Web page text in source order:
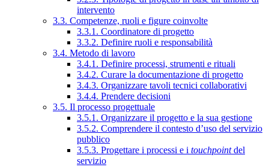
intervento
3.3. Competenze, ruoli e figure coinvolte
3.3.1. Coordinatore di progetto
3.3.2. Definire ruoli e responsabilità
3.4. Metodo di lavoro
3.4.1. Definire processi, strumenti e rituali
3.4.2. Curare la documentazione di progetto
3.4.3. Organizzare tavoli tecnici collaborativi
3.4.4. Prendere decisioni
3.5. Il processo progettuale
3.5.1. Organizzare il progetto e la sua gestione
3.5.2. Comprendere il contesto d’uso del servizio
pubblico
3.5.3. Progettare i processi e i touchpointdel
servizio